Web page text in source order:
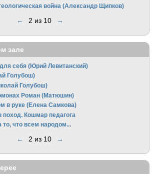
война (Александр Щипков)
← 2 из 10 →
зале
себя (Юрий Левитанский)
Голубош)
Голубош)
Роман (Матюшин)
в руке (Елена Самкова)
Кошмар педагога
то, что всем народом...
← 2 из 10 →